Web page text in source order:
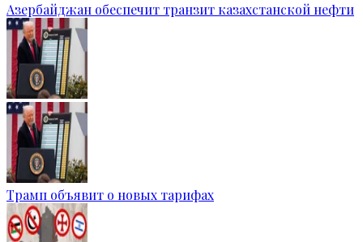
Азербайджан обеспечит транзит казахстанской нефти
Трамп объявит о новых тарифах